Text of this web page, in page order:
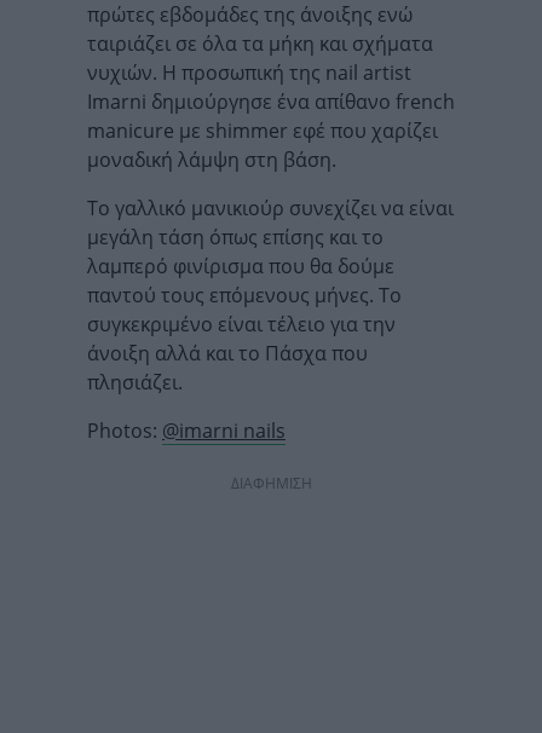
πρώτες εβδομάδες της άνοιξης ενώ
ταιριάζει σε όλα τα μήκη και σχήματα
νυχιών. Η προσωπική της nail artist
Imarni δημιούργησε ένα απίθανο french
manicure με shimmer εφέ που χαρίζει
μοναδική λάμψη στη βάση.
Το γαλλικό μανικιούρ συνεχίζει να είναι
μεγάλη τάση όπως επίσης και το
λαμπερό φινίρισμα που θα δούμε
παντού τους επόμενους μήνες. Το
συγκεκριμένο είναι τέλειο για την
άνοιξη αλλά και το Πάσχα που
πλησιάζει.
Photos: @imarni nails
ΔΙΑΦΗΜΙΣΗ